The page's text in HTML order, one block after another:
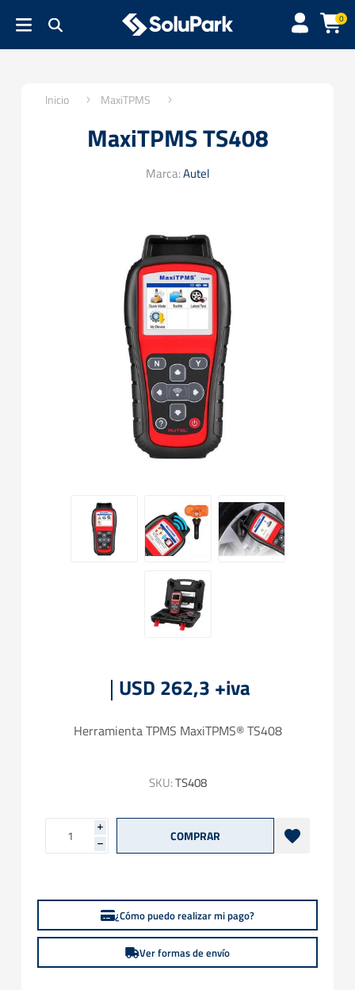
0
Inicio MaxiTPMS
MaxiTPMS TS408
Marca:Autel
USD 262,3 +iva
Herramienta TPMS MaxiTPMS® TS408
SKU:TS408
i
h
¿Cómo puedo realizar mi pago?
Ver formas de envío